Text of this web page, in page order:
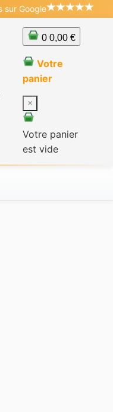
sur Google
0 0,00 €
Votre
panier
×
Votre panier
est vide